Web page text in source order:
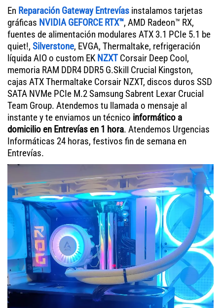
En Reparación Gateway Entrevías instalamos tarjetas
gráficas NVIDIA GEFORCE RTX™, AMD Radeon™ RX,
fuentes de alimentación modulares ATX 3.1 PCIe 5.1 be
quiet!, Silverstone, EVGA, Thermaltake, refrigeración
líquida AIO o custom EK NZXTCorsair Deep Cool,
memoria RAM DDR4 DDR5 G.Skill Crucial Kingston,
cajas ATX Thermaltake Corsair NZXT, discos duros SSD
SATA NVMe PCIe M.2 Samsung Sabrent Lexar Crucial
Team Group. Atendemos tu llamada o mensaje al
instante y te enviamos un técnico informático a
domicilio en Entrevías en 1 hora. Atendemos Urgencias
Informáticas 24 horas, festivos fin de semana en
Entrevías.